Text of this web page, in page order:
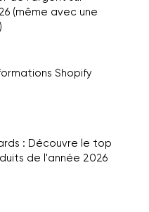
(même avec une
Shopify
: Découvre le top
de l'année 2026